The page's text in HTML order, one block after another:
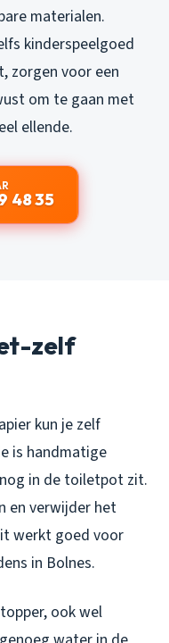
materialen.
kinderspeelgoed
zorgen voor een
om te gaan met
ellende.
48 35
zelf
kun je zelf
is handmatige
in de toiletpot zit.
en verwijder het
werkt goed voor
in Bolnes.
ook wel